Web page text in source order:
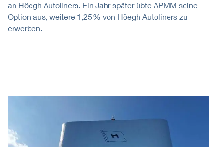
an Höegh Autoliners. Ein Jahr später übte APMM seine
Option aus, weitere 1,25 % von Höegh Autoliners zu
erwerben.